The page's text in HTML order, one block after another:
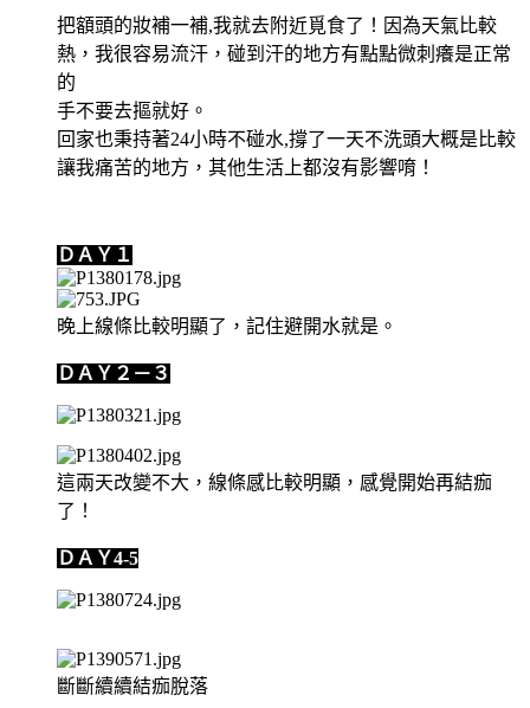
把額頭的妝補一補,我就去附近覓食了！因為天氣比較
熱，我很容易流汗，碰到汗的地方有點點微刺癢是正常
的
手不要去摳就好。
回家也秉持著24小時不碰水,撐了一天不洗頭大概是比較
讓我痛苦的地方，其他生活上都沒有影響唷！
ＤＡＹ１
晚上線條比較明顯了，記住避開水就是。
ＤＡＹ２－３
這兩天改變不大，線條感比較明顯，感覺開始再結痂
了！
ＤＡＹ4-5
斷斷續續結痂脫落